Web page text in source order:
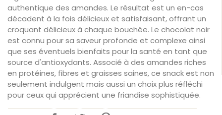
authentique des amandes. Le résultat est un en-cas
décadent à la fois délicieux et satisfaisant, offrant un
croquant délicieux à chaque bouchée. Le chocolat noir
est connu pour sa saveur profonde et complexe ainsi
que ses éventuels bienfaits pour la santé en tant que
source d'antioxydants. Associé à des amandes riches
en protéines, fibres et graisses saines, ce snack est non
seulement indulgent mais aussi un choix plus réfléchi
pour ceux qui apprécient une friandise sophistiquée.